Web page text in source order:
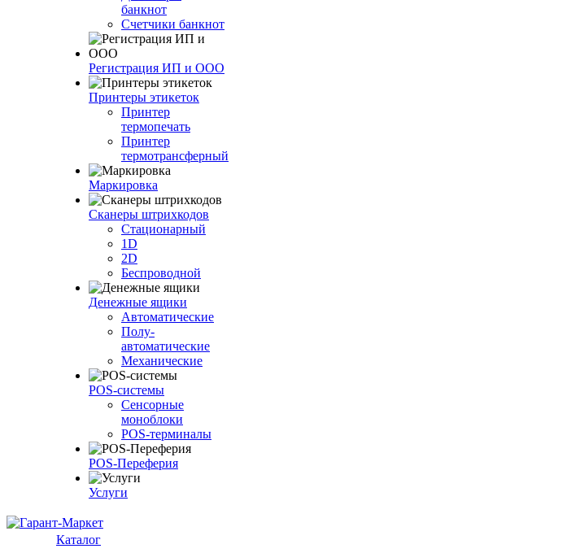
банкнот
Счетчики банкнот
Регистрация ИП и ООО
Принтеры этикеток
Принтер
термопечать
Принтер
термотрансферный
Маркировка
Сканеры штрихкодов
Стационарный
1D
2D
Беспроводной
Денежные ящики
Автоматические
Полу-
автоматические
Механические
POS-системы
Сенсорные
моноблоки
POS-терминалы
POS-Переферия
Услуги
Каталог